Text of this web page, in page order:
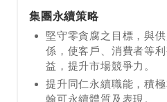
集團永續策略
堅守零貪腐之目標，與
係，使客戶、消費者等
益，提升市場競爭力。
提升同仁永續職能，積
翰可永續體質及表現。